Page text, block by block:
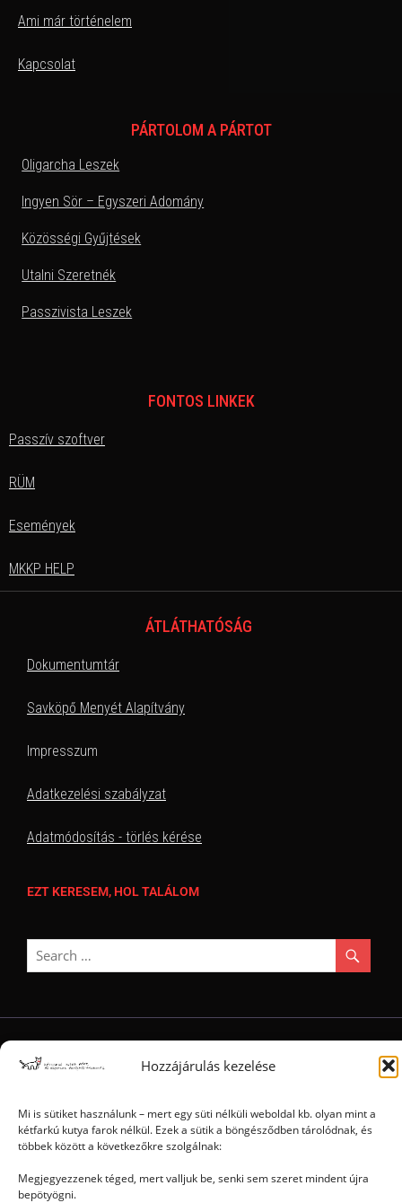
Hozzájárulás kezelése
Mi is sütiket használunk – mert egy süti nélküli weboldal kb. olyan mint a
kétfarkú kutya farok nélkül. Ezek a sütik a böngésződben tárolódnak, és
többek között a következőkre szolgálnak:
Megjegyezzenek téged, mert valljuk be, senki sem szeret mindent újra
bepötyögni.
Ami már történelem
Kapcsolat
PÁRTOLOM A PÁRTOT
Oligarcha Leszek
Ingyen Sör – Egyszeri Adomány
Közösségi Gyűjtések
Utalni Szeretnék
Passzivista Leszek
FONTOS LINKEK
Passzív szoftver
RÜM
Események
MKKP HELP
ÁTLÁTHATÓSÁG
Dokumentumtár
Savköpő Menyét Alapítvány
Impresszum
Adatkezelési szabályzat
Adatmódosítás - törlés kérése
EZT KERESEM, HOL TALÁLOM